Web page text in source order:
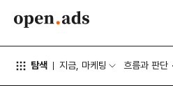
탐색 지금, 마케팅 흐름과 판단